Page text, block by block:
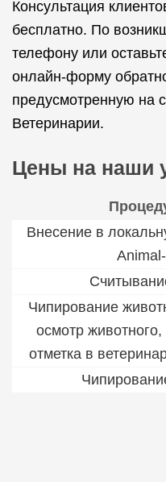
Консультация
бесплатно. По
телефону или
онлайн-форму
предусмотренную на
Ветеринарии.
Цены на наши
Внесение в
Чипирование
осмотр животного,
отметка в